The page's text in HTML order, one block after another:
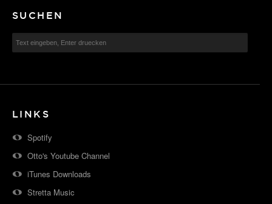
SUCHEN
LINKS
Spotify
Otto's Youtube Channel
iTunes Downloads
Stretta Music